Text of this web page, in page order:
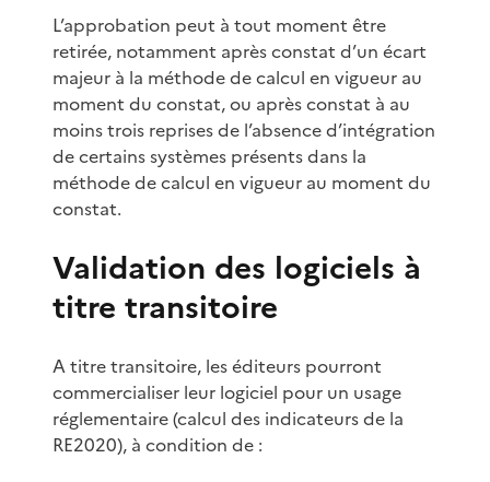
L’approbation peut à tout moment être
retirée, notamment après constat d’un écart
majeur à la méthode de calcul en vigueur au
moment du constat, ou après constat à au
moins trois reprises de l’absence d’intégration
de certains systèmes présents dans la
méthode de calcul en vigueur au moment du
constat.
Validation des logiciels à
titre transitoire
A titre transitoire, les éditeurs pourront
commercialiser leur logiciel pour un usage
réglementaire (calcul des indicateurs de la
RE2020), à condition de :